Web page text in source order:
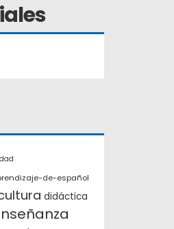
de-español
didáctica